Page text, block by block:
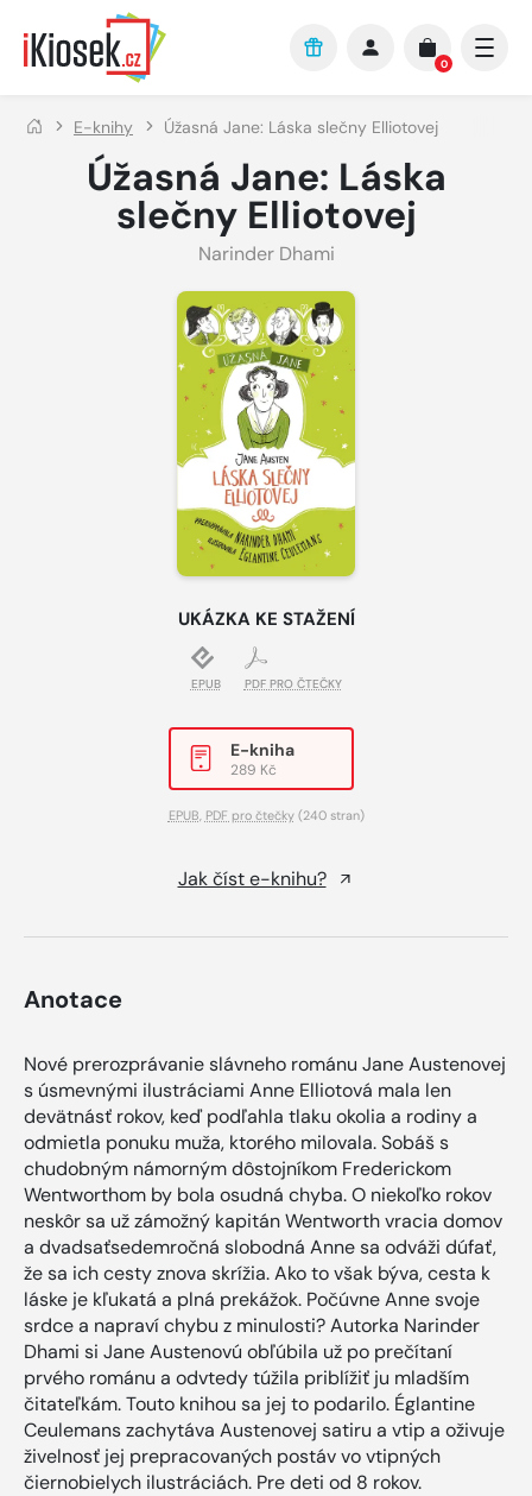
Přejít na hlavní obsah
0
E-knihy Úžasná Jane: Láska slečny Elliotovej
Úžasná Jane: Láska
slečny Elliotovej
Narinder Dhami
UKÁZKA KE STAŽENÍ
EPUB PDF PRO ČTEČKY
E-kniha
289 Kč
EPUB, PDF pro čtečky(240 stran)
Jak číst e-knihu?
Anotace
Nové prerozprávanie slávneho románu Jane Austenovej
s úsmevnými ilustráciami Anne Elliotová mala len
devätnásť rokov, keď podľahla tlaku okolia a rodiny a
odmietla ponuku muža, ktorého milovala. Sobáš s
chudobným námorným dôstojníkom Frederickom
Wentworthom by bola osudná chyba. O niekoľko rokov
neskôr sa už zámožný kapitán Wentworth vracia domov
a dvadsaťsedemročná slobodná Anne sa odváži dúfať,
že sa ich cesty znova skrížia. Ako to však býva, cesta k
láske je kľukatá a plná prekážok. Počúvne Anne svoje
srdce a napraví chybu z minulosti? Autorka Narinder
Dhami si Jane Austenovú obľúbila už po prečítaní
prvého románu a odvtedy túžila priblížiť ju mladším
čitateľkám. Touto knihou sa jej to podarilo. Églantine
Ceulemans zachytáva Austenovej satiru a vtip a oživuje
živelnosť jej prepracovaných postáv vo vtipných
čiernobielych ilustráciách. Pre deti od 8 rokov.